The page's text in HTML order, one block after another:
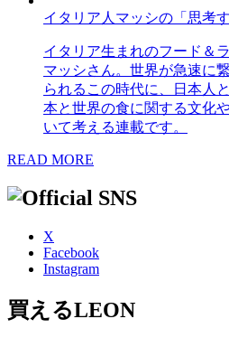
イタリア人マッシの「思考す
イタリア生まれのフード＆
マッシさん。世界が急速に
られるこの時代に、日本人
本と世界の食に関する文化
いて考える連載です。
READ MORE
X
Facebook
Instagram
買えるLEON